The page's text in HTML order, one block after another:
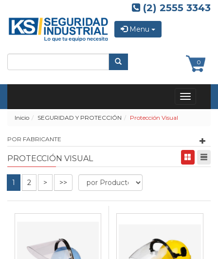
(2) 2555 3343
Menu
0
Toggle
Inicio
SEGURIDAD Y PROTECCIÓN Protección Visual
POR FABRICANTE
PROTECCIÓN VISUAL
1 2 > >>